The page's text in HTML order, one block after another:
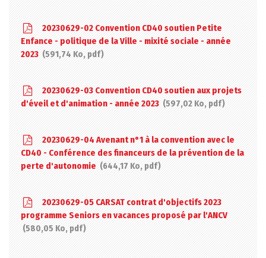
20230629-02 Convention CD40 soutien Petite
Enfance - politique de la Ville - mixité sociale - année
2023
591,74 Ko, pdf
20230629-03 Convention CD40 soutien aux projets
d'éveil et d'animation - année 2023
597,02 Ko, pdf
20230629-04 Avenant n°1 à la convention avec le
CD40 - Conférence des financeurs de la prévention de la
perte d'autonomie
644,17 Ko, pdf
20230629-05 CARSAT contrat d'objectifs 2023
programme Seniors en vacances proposé par l'ANCV
580,05 Ko, pdf